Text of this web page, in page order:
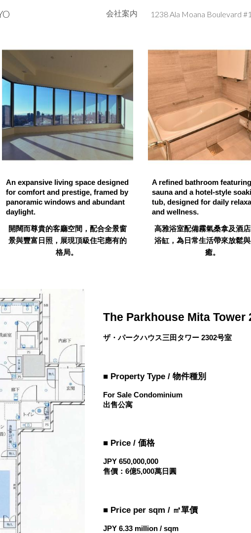
Skip to
会社案内
An expansive living space designed
for comfort and prestige, framed by
panoramic windows and abundant
daylight.
開闊而尊貴的客廳空間，配合全景窗
景與豐富日照，展現頂級住宅應有的
格局。
A refined bathroom
sauna and a hotel-style
tub, designed for daily
and wellness.
高雅浴室配備霧氣桑拿及酒
浴缸，為日常生活帶來放鬆
癒。
The Parkhouse Mita Tower
ザ・パークハウス三田タワー 2302号室
■ Property Type / 物件種別
For Sale Condominium
出售公寓
■ Price / 価格
JPY 650,000,000
售價：6億5,000萬日圓
■ Price per sqm / ㎡單價
JPY 6.33 million / sqm